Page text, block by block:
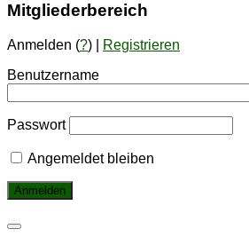
Mit­glie­der­be­reich
Anmelden (?) |
Registrieren
Benutzername
Passwort
Angemeldet bleiben